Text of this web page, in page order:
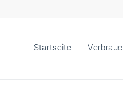
Startseite